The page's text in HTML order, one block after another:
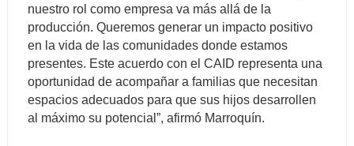
nuestro rol como empresa va más allá de la
producción. Queremos generar un impacto positivo
en la vida de las comunidades donde estamos
presentes. Este acuerdo con el CAID representa una
oportunidad de acompañar a familias que necesitan
espacios adecuados para que sus hijos desarrollen
al máximo su potencial”, afirmó Marroquín.